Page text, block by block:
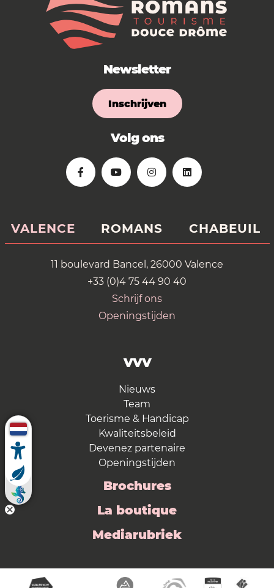
Newsletter
Inschrijven
Volg ons
VALENCE ROMANS CHABEUIL
11 boulevard Bancel, 26000 Valence
+33 (0)4 75 44 90 40
Schrijf ons
Openingstijden
VVV
Nieuws
Team
Toerisme & Handicap
Kwaliteitsbeleid
Devenez partenaire
Openingstijden
Brochures
La boutique
Mediarubriek